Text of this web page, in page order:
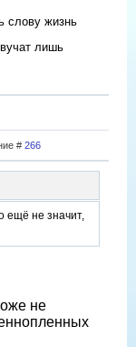
слову жизнь
лишь
# 266
ещë не значит,
не